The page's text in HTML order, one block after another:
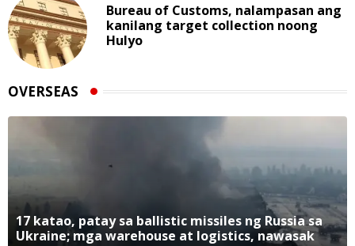
Bureau of Customs, nalampasan ang
kanilang target collection noong
Hulyo
OVERSEAS
17 katao, patay sa ballistic missiles ng Russia sa
Ukraine; mga warehouse at logistics, nawasak